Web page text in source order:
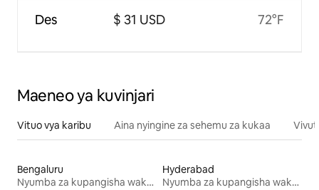
Des $ 31 USD 72°F
Maeneo ya kuvinjari
Vituo vya karibu Aina nyingine za sehemu za kukaa
Bengaluru
Nyumba za kupangisha wakati wa likizo
Hyderabad
Nyumba za kupangisha wakati wa likizo